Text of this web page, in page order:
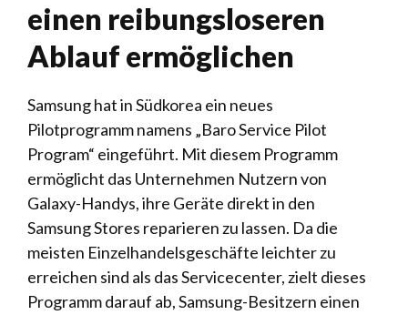
einen reibungsloseren
Ablauf ermöglichen
Samsung hat in Südkorea ein neues
Pilotprogramm namens „Baro Service Pilot
Program“ eingeführt. Mit diesem Programm
ermöglicht das Unternehmen Nutzern von
Galaxy-Handys, ihre Geräte direkt in den
Samsung Stores reparieren zu lassen. Da die
meisten Einzelhandelsgeschäfte leichter zu
erreichen sind als das Servicecenter, zielt dieses
Programm darauf ab, Samsung-Besitzern einen